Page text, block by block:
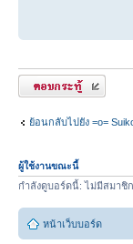
ตอบกระทู้
ย้อนกลับไปยัง =o=
ผู้ใช้งานขณะนี้
กำลังดูบอร์ดนี้: ไม่มีสมาชิ
หน้าเว็บบอร์ด